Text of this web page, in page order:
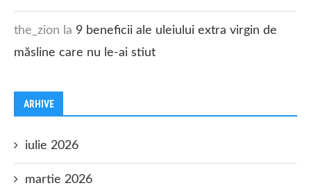
the_zion la 9 beneficii ale uleiului extra virgin de
măsline care nu le-ai stiut
ARHIVE
iulie 2026
martie 2026